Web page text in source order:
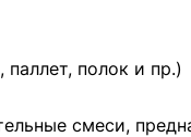
полок и пр.)
смеси,